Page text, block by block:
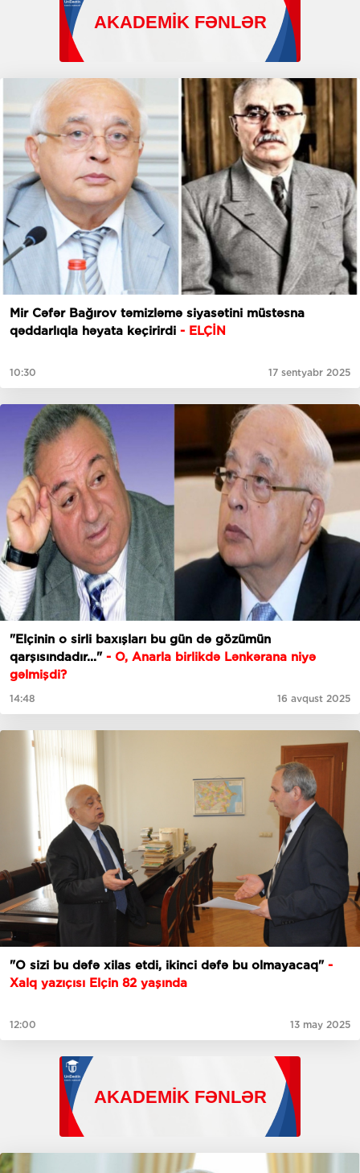
Mir Cəfər Bağırov təmizləmə siyasətini müstəsna
qəddarlıqla həyata keçirirdi - ELÇİN
10:30 17 sentyabr 2025
"Elçinin o sirli baxışları bu gün də gözümün
qarşısındadır..." - O, Anarla birlikdə Lənkərana niyə
gəlmişdi?
14:48 16 avqust 2025
"O sizi bu dəfə xilas etdi, ikinci dəfə bu olmayacaq" -
Xalq yazıçısı Elçin 82 yaşında
12:00 13 may 2025